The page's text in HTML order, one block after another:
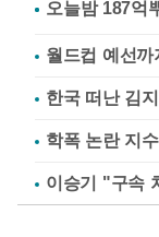
월드컵 예선
한국 떠난 김
학폭 논란 지
이승기 "구속